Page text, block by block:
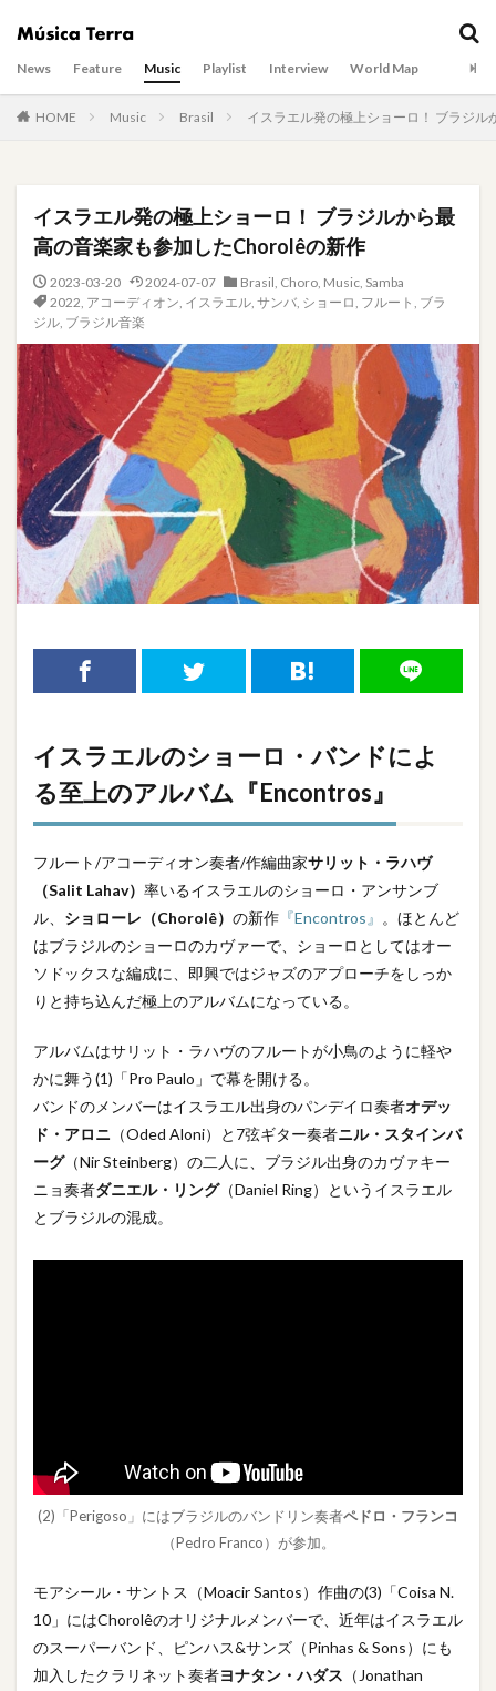
News Feature Music Playlist Interview World Map
HOME Music Brasil イスラエル発の極上ショーロ！ ブラジ
イスラエル発の極上ショーロ！ ブラジルから最
高の音楽家も参加したChorolêの新作
2023-03-20 2024-07-07 Brasil, Choro, Music, Samba
2022, アコーディオン, イスラエル, サンバ, ショーロ, フルート , ブラ
ジル, ブラジル音楽
イスラエルのショーロ・バンドによ
る至上のアルバム『Encontros』
フルート/アコーディオン奏者/作編曲家サリット・ラハヴ
（Salit Lahav） 率いるイスラエルのショーロ・アンサンブ
ル、 ショローレ（Chorolê） の新作 『Encontros』 。ほとんど
はブラジルのショーロのカヴァーで、ショーロとしてはオー
ソドックスな編成に、即興ではジャズのアプローチをしっか
りと持ち込んだ極上のアルバムになっている。
アルバムはサリット・ラハヴのフルートが小鳥のように軽や
かに舞う(1)「Pro Paulo」で幕を開ける。
バンドのメンバーはイスラエル出身のパンデイロ奏者オデッ
ド・アロニ （Oded Aloni）と7弦ギター奏者ニル・スタインバ
ーグ（Nir Steinberg）の二人に、ブラジル出身のカヴァキー
ニョ奏者ダニエル・リング（Daniel Ring）というイスラエル
とブラジルの混成。
(2)「Perigoso」にはブラジルのバンドリン奏者ペドロ・フランコ
（Pedro Franco）が参加。
モアシール・サントス（Moacir Santos）作曲の(3)「Coisa N.
10」にはChorolêのオリジナルメンバーで、近年はイスラエル
のスーパーバンド、ピンハス&サンズ（Pinhas & Sons）にも
加入したクラリネット奏者ヨナタン・ハダス （Jonathan